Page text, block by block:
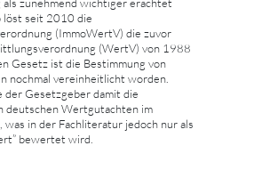
löst seit 2010 die
(ImmoWertV) die zuvor
(WertV) von 1988
Gesetz ist die Bestimmung von
nochmal vereinheitlicht worden.
Gesetzgeber damit die
deutschen Wertgutachten im
was in der Fachliteratur jedoch nur als
bewertet wird.